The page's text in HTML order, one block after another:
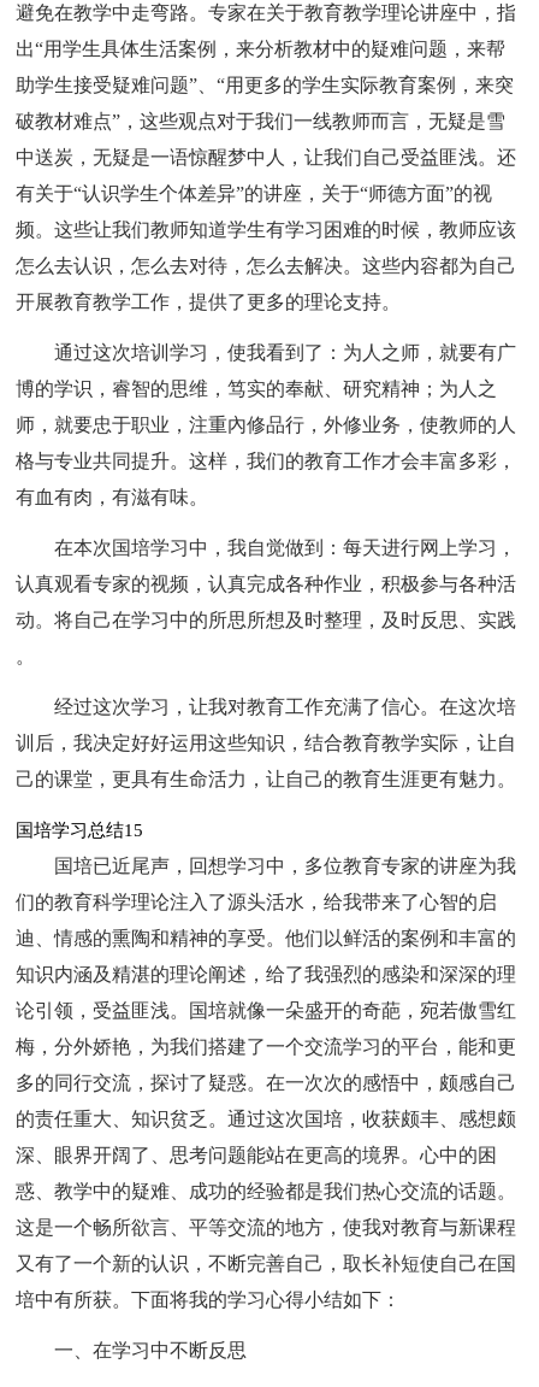
避免在教学中走弯路。专家在关于教育教学理论讲座中，指
出“用学生具体生活案例，来分析教材中的疑难问题，来帮
助学生接受疑难问题”、“用更多的学生实际教育案例，来突
破教材难点”，这些观点对于我们一线教师而言，无疑是雪
中送炭，无疑是一语惊醒梦中人，让我们自己受益匪浅。还
有关于“认识学生个体差异”的讲座，关于“师德方面”的视
频。这些让我们教师知道学生有学习困难的时候，教师应该
怎么去认识，怎么去对待，怎么去解决。这些内容都为自己
开展教育教学工作，提供了更多的理论支持。
通过这次培训学习，使我看到了：为人之师，就要有广
博的学识，睿智的思维，笃实的奉献、研究精神；为人之
师，就要忠于职业，注重內修品行，外修业务，使教师的人
格与专业共同提升。这样，我们的教育工作才会丰富多彩，
有血有肉，有滋有味。
在本次国培学习中，我自觉做到：每天进行网上学习，
认真观看专家的视频，认真完成各种作业，积极参与各种活
动。将自己在学习中的所思所想及时整理，及时反思、实践
。
经过这次学习，让我对教育工作充满了信心。在这次培
训后，我决定好好运用这些知识，结合教育教学实际，让自
己的课堂，更具有生命活力，让自己的教育生涯更有魅力。
国培学习总结15
国培已近尾声，回想学习中，多位教育专家的讲座为我
们的教育科学理论注入了源头活水，给我带来了心智的启
迪、情感的熏陶和精神的享受。他们以鲜活的案例和丰富的
知识内涵及精湛的理论阐述，给了我强烈的感染和深深的理
论引领，受益匪浅。国培就像一朵盛开的奇葩，宛若傲雪红
梅，分外娇艳，为我们搭建了一个交流学习的平台，能和更
多的同行交流，探讨了疑惑。在一次次的感悟中，颇感自己
的责任重大、知识贫乏。通过这次国培，收获颇丰、感想颇
深、眼界开阔了、思考问题能站在更高的境界。心中的困
惑、教学中的疑难、成功的经验都是我们热心交流的话题。
这是一个畅所欲言、平等交流的地方，使我对教育与新课程
又有了一个新的认识，不断完善自己，取长补短使自己在国
培中有所获。下面将我的学习心得小结如下：
一、在学习中不断反思